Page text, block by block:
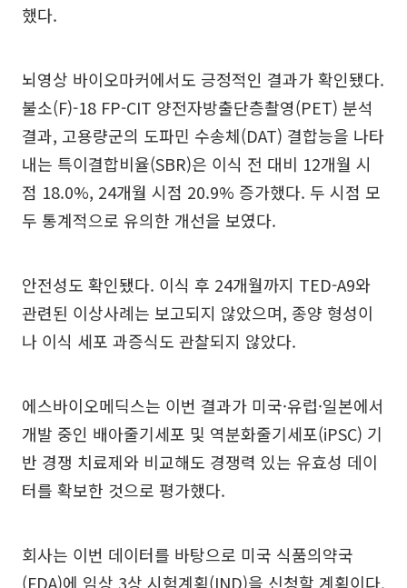
했다.
뇌영상 바이오마커에서도 긍정적인 결과가 확인됐다.
불소(F)-18 FP-CIT 양전자방출단층촬영(PET) 분석
결과, 고용량군의 도파민 수송체(DAT) 결합능을 나타
내는 특이결합비율(SBR)은 이식 전 대비 12개월 시
점 18.0%, 24개월 시점 20.9% 증가했다. 두 시점 모
두 통계적으로 유의한 개선을 보였다.
안전성도 확인됐다. 이식 후 24개월까지 TED-A9와
관련된 이상사례는 보고되지 않았으며, 종양 형성이
나 이식 세포 과증식도 관찰되지 않았다.
에스바이오메딕스는 이번 결과가 미국·유럽·일본에서
개발 중인 배아줄기세포 및 역분화줄기세포(iPSC) 기
반 경쟁 치료제와 비교해도 경쟁력 있는 유효성 데이
터를 확보한 것으로 평가했다.
회사는 이번 데이터를 바탕으로 미국 식품의약국
(FDA)에 임상 3상 시험계획(IND)을 신청할 계획이다.